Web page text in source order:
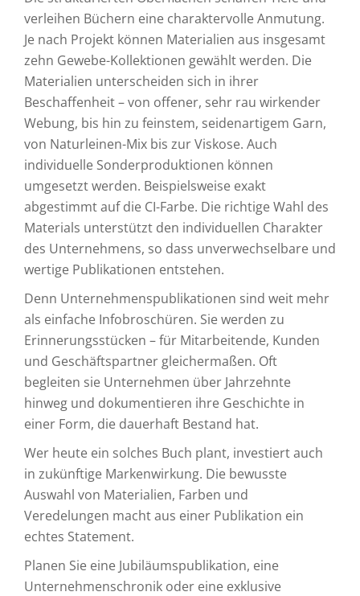
verleihen Büchern eine charaktervolle Anmutung.
Je nach Projekt können Materialien aus insgesamt
zehn Gewebe-Kollektionen gewählt werden. Die
Materialien unterscheiden sich in ihrer
Beschaffenheit – von offener, sehr rau wirkender
Webung, bis hin zu feinstem, seidenartigem Garn,
von Naturleinen-Mix bis zur Viskose. Auch
individuelle Sonderproduktionen können
umgesetzt werden. Beispielsweise exakt
abgestimmt auf die CI-Farbe. Die richtige Wahl des
Materials unterstützt den individuellen Charakter
des Unternehmens, so dass unverwechselbare und
wertige Publikationen entstehen.
Denn Unternehmenspublikationen sind weit mehr
als einfache Infobroschüren. Sie werden zu
Erinnerungsstücken – für Mitarbeitende, Kunden
und Geschäftspartner gleichermaßen. Oft
begleiten sie Unternehmen über Jahrzehnte
hinweg und dokumentieren ihre Geschichte in
einer Form, die dauerhaft Bestand hat.
Wer heute ein solches Buch plant, investiert auch
in zukünftige Markenwirkung. Die bewusste
Auswahl von Materialien, Farben und
Veredelungen macht aus einer Publikation ein
echtes Statement.
Planen Sie eine Jubiläumspublikation, eine
Unternehmenschronik oder eine exklusive